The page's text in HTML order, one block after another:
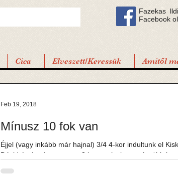
Fazekas
Facebook
Cica Elveszett/Keressük Amitől
Mínusz 10 fok van
Éjjel (vagy inkább már hajnal) 3/4 4-kor indultunk el
Dávid és én, és persze a 3 kutyus (volt ez már több is,
Feb 19, 2018